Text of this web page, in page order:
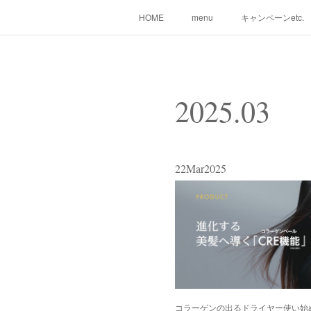
HOME menu キャンペーンetc.
2025.03
22Mar2025
コラーゲンの出るドライヤー使い